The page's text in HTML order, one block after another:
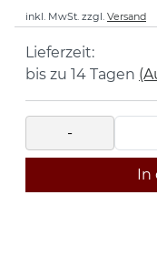
inkl. MwSt. zzgl. Versand
Lieferzeit:
bis zu 14 Tagen
-
In